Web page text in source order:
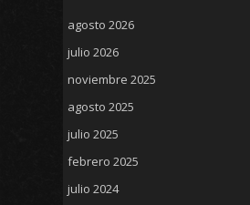
agosto 2026
julio 2026
noviembre 2025
agosto 2025
julio 2025
febrero 2025
julio 2024